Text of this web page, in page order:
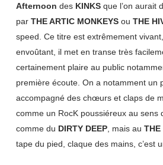
Afternoon des KINKS que l’on aurait
par THE ARTIC MONKEYSou THE
speed. Ce titre est extrêmement
envoûtant, il met en transe très
certainement plaire au public
première écoute. On a notamment un
accompagné des chœurs et claps de
comme un RocK poussiéreux au sens
comme du DIRTY DEEP, mais au THE
tape du pied, claque des mains, c’est